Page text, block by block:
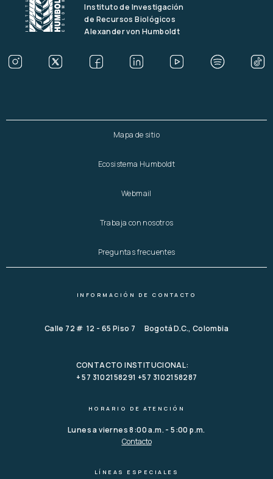
Instituto de Investigación
de Recursos Biológicos
Alexander von Humboldt
Mapa de sitio
Ecosistema Humboldt
Webmail
Trabaja con nosotros
Preguntas frecuentes
INFORMACIÓN DE CONTACTO
Calle 72 # 12 - 65 Piso 7 Bogotá D.C., Colombia
CONTACTO INSTITUCIONAL:
+ 57 3102158291 +57 3102158287
HORARIO DE ATENCIÓN
Lunes a viernes 8:00 a.m. - 5:00 p.m.
Contacto
LÍNEAS ESPECIALES